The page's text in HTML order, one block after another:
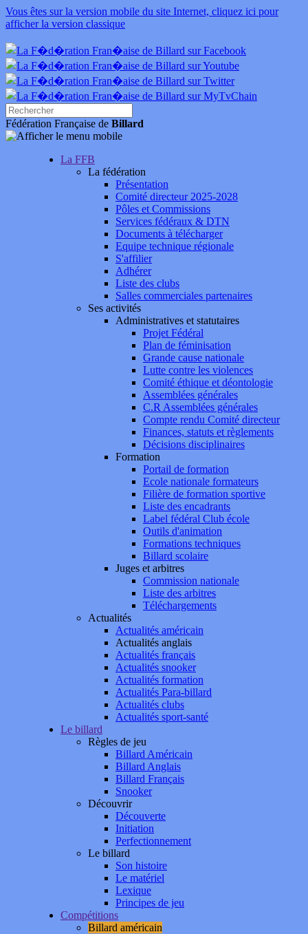
Vous êtes sur la version mobile du site Internet, cliquez ici pour
afficher la version classique
Fédération Française de Billard
La FFB
La fédération
Présentation
Comité directeur 2025-2028
Pôles et Commissions
Services fédéraux & DTN
Documents à télécharger
Equipe technique régionale
S'affilier
Adhérer
Liste des clubs
Salles commerciales partenaires
Ses activités
Administratives et statutaires
Projet Fédéral
Plan de féminisation
Grande cause nationale
Lutte contre les violences
Comité éthique et déontologie
Assemblées générales
C.R Assemblées générales
Compte rendu Comité directeur
Finances, statuts et règlements
Décisions disciplinaires
Formation
Portail de formation
Ecole nationale formateurs
Filière de formation sportive
Liste des encadrants
Label fédéral Club école
Outils d'animation
Formations techniques
Billard scolaire
Juges et arbitres
Commission nationale
Liste des arbitres
Téléchargements
Actualités
Actualités américain
Actualités anglais
Actualités français
Actualités snooker
Actualités formation
Actualités Para-billard
Actualités clubs
Actualités sport-santé
Le billard
Règles de jeu
Billard Américain
Billard Anglais
Billard Français
Snooker
Découvrir
Découverte
Initiation
Perfectionnement
Le billard
Son histoire
Le matériel
Lexique
Principes de jeu
Compétitions
Billard américain